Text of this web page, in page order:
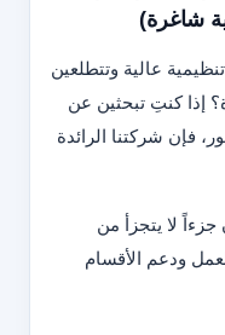
شاغرة)
عالية وتتطلعين
إذا كنتِ تبحثين عن
فإن شركتنا الرائدة
لا يتجزأ من
ودعم الأقسام